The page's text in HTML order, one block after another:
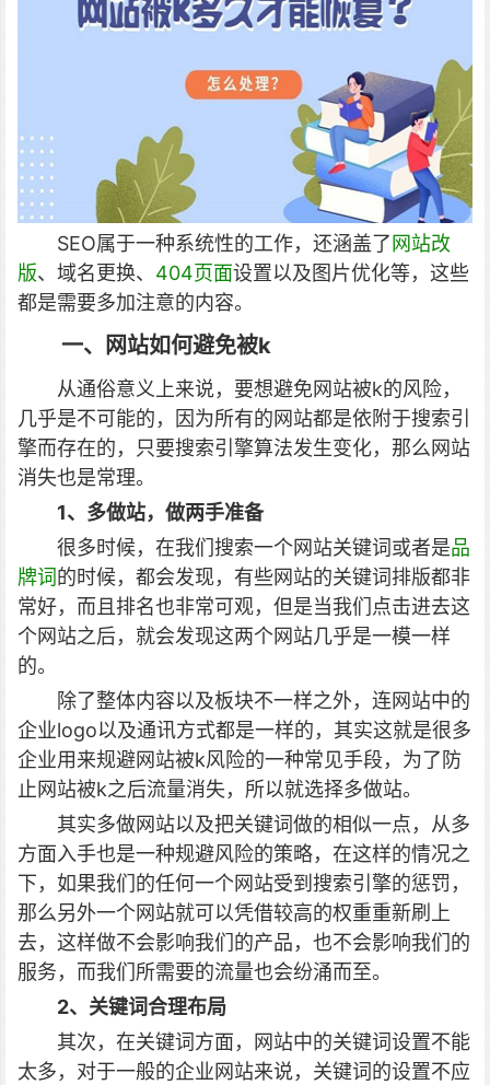
SEO属于一种系统性的工作，还涵盖了 网站改
版、域名更换、 404页面设置以及图片优化等，这些
都是需要多加注意的内容。
一、网站如何避免被k
从通俗意义上来说，要想避免网站被k的风险，
几乎是不可能的，因为所有的网站都是依附于搜索引
擎而存在的，只要搜索引擎算法发生变化，那么网站
消失也是常理。
1、多做站，做两手准备
很多时候，在我们搜索一个网站关键词或者是品
牌词的时候，都会发现，有些网站的关键词排版都非
常好，而且排名也非常可观，但是当我们点击进去这
个网站之后，就会发现这两个网站几乎是一模一样
的。
除了整体内容以及板块不一样之外，连网站中的
企业logo以及通讯方式都是一样的，其实这就是很多
企业用来规避网站被k风险的一种常见手段，为了防
止网站被k之后流量消失，所以就选择多做站。
其实多做网站以及把关键词做的相似一点，从多
方面入手也是一种规避风险的策略，在这样的情况之
下，如果我们的任何一个网站受到搜索引擎的惩罚，
那么另外一个网站就可以凭借较高的权重重新刷上
去，这样做不会影响我们的产品，也不会影响我们的
服务，而我们所需要的流量也会纷涌而至。
2、关键词合理布局
其次，在关键词方面，网站中的关键词设置不能
太多，对于一般的企业网站来说，关键词的设置不应